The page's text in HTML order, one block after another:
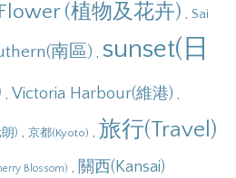
(植物及花卉) , Sai
南區) , sunset(日
, Victoria Harbour(維港) ,
) ,京都(Kyoto) , 旅行(Travel)
Blossom) , 關西(Kansai)